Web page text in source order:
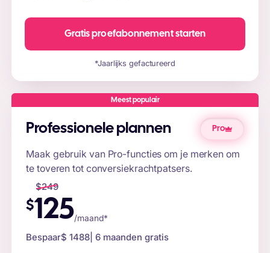
Gratis proefabonnement starten
*Jaarlijks gefactureerd
Meest populair
Professionele plannen Pro
Maak gebruik van Pro-functies om je merken om
te toveren tot conversiekrachtpatsers.
$249
$125/maand*
Bespaar$ 1488 | 6 maanden gratis